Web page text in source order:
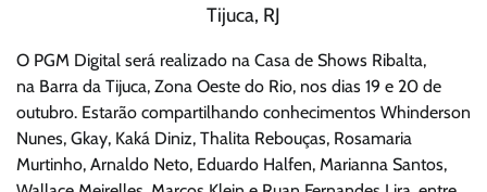
Tijuca, RJ
O PGM Digital será realizado na Casa de Shows Ribalta,
na Barra da Tijuca, Zona Oeste do Rio, nos dias 19 e 20 de
outubro. Estarão compartilhando conhecimentos Whinderson
Nunes, Gkay, Kaká Diniz, Thalita Rebouças, Rosamaria
Murtinho, Arnaldo Neto, Eduardo Halfen, Marianna Santos,